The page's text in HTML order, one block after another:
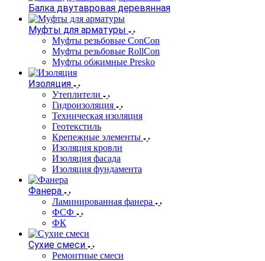
Балка двутавровая деревянная
Муфты для арматуры
Муфты резьбовые ConCon
Муфты резьбовые RollCon
Муфты обжимные Presko
Изоляция
Утеплители
Гидроизоляция
Техническая изоляция
Геотекстиль
Крепежные элементы
Изоляция кровли
Изоляция фасада
Изоляция фундамента
Фанера
Ламинированная фанера
ФСФ
ФК
Сухие смеси
Ремонтные смеси